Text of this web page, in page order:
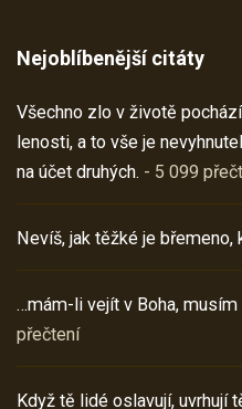
Nejoblíbenější citáty
Všechno zlo v životě
lenosti, a to vše je
na účet druhých. - 5 099
Nevíš, jak těžké je břemeno,
…mám-li vejít v Boha,
přečtení
Když tě lidé oslavují, uvrhují